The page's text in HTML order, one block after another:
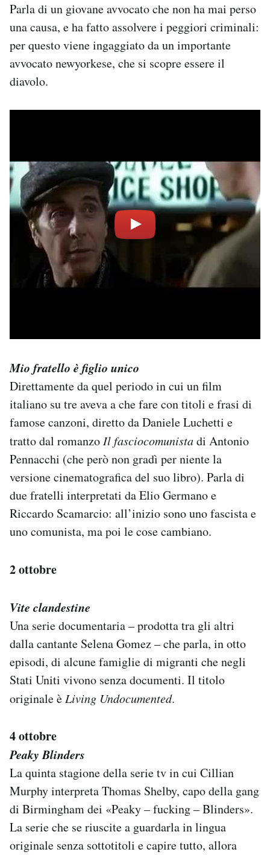
Parla di un giovane avvocato che non ha mai perso
una causa, e ha fatto assolvere i peggiori criminali:
per questo viene ingaggiato da un importante
avvocato newyorkese, che si scopre essere il
diavolo.
Mio fratello è figlio unico
Direttamente da quel periodo in cui un film
italiano su tre aveva a che fare con titoli e frasi di
famose canzoni, diretto da Daniele Luchetti e
tratto dal romanzoIl fasciocomunistadi Antonio
Pennacchi (che però non gradì per niente la
versione cinematografica del suo libro). Parla di
due fratelli interpretati da Elio Germano e
Riccardo Scamarcio: all’inizio sono uno fascista e
uno comunista, ma poi le cose cambiano.
2 ottobre
Vite clandestine
Una serie documentaria – prodotta tra gli altri
dalla cantante Selena Gomez – che parla, in otto
episodi, di alcune famiglie di migranti che negli
Stati Uniti vivono senza documenti. Il titolo
originale èLiving Undocumented.
4 ottobre
Peaky Blinders
La quinta stagione della serie tv in cui Cillian
Murphy interpreta Thomas Shelby, capo della gang
di Birmingham dei «Peaky – fucking – Blinders».
La serie che se riuscite a guardarla in lingua
originale senza sottotitoli e capire tutto, allora